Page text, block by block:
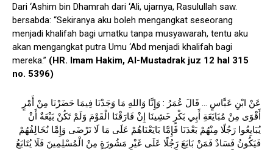
Dari ‘Ashim bin Dhamrah dari ‘Ali, ujarnya, Rasulullah saw.
bersabda: “Sekiranya aku boleh mengangkat seseorang
menjadi khalifah bagi umatku tanpa musyawarah, tentu aku
akan mengangkat putra Umu ‘Abd menjadi khalifah bagi
mereka.” (HR. Imam Hakim, Al-Mustadrak juz 12 hal 315
no. 5396)
عَنْ ابْنِ عَبَّاسٍ … قَالَ عُمَرُ : وَإِنَّا وَاللهِ مَا وَجَدْنَا فِيمَا حَضَرْنَا مِنْ أَمْرٍ
أَقْوَى مِنْ مُبَايَعَةِ أَبِي بَكْرٍ خَشِينَا إِنْ فَارَقْنَا الْقَوْمَ وَلَمْ تَكُنْ بَيْعَةٌ أَنْ
يُبَايِعُوا رَجُلًا مِنْهُمْ بَعْدَنَا فَإِمَّا بَايَعْنَاهُمْ عَلَى مَا لَا نَرْضَى وَإِمَّا نُخَالِفُهُمْ
فَيَكُونُ فَسَادٌ فَمَنْ بَايَعَ رَجُلًا عَلَى غَيْرِ مَشُورَةٍ مِنْ الْمُسْلِمِينَ فَلَا يُتَابَعُ